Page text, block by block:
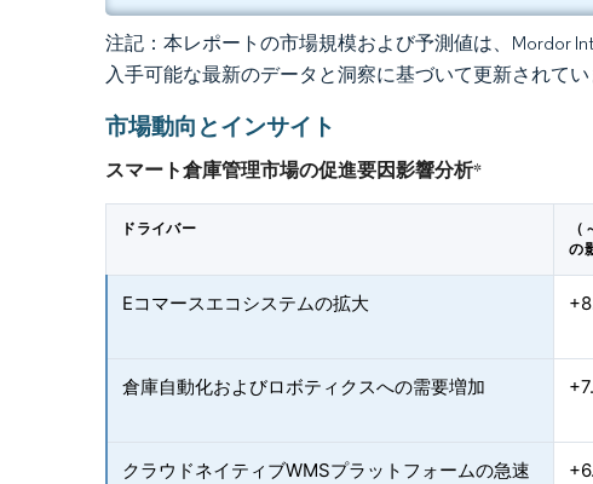
注記：本レポートの市場規模および予測値は、Mordor
入手可能な最新のデータと洞察に基づいて更新されてい
市場動向とインサイト
スマート倉庫管理市場の促進要因影響分析*
ドライバー
の
Eコマースエコシステムの拡大
倉庫自動化およびロボティクスへの需要増加
クラウドネイティブWMSプラットフォームの急速